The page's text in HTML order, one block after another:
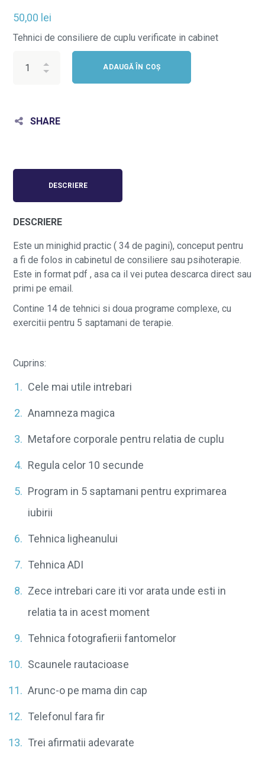
50,00 lei
Tehnici de consiliere de cuplu verificate in cabinet
ADAUGĂ ÎN COȘ
SHARE
DESCRIERE
DESCRIERE
Este un minighid practic ( 34 de pagini), conceput pentru
a fi de folos in cabinetul de consiliere sau psihoterapie.
Este in format pdf , asa ca il vei putea descarca direct sau
primi pe email.
Contine 14 de tehnici si doua programe complexe, cu
exercitii pentru 5 saptamani de terapie.
Cuprins:
Cele mai utile intrebari
Anamneza magica
Metafore corporale pentru relatia de cuplu
Regula celor 10 secunde
Program in 5 saptamani pentru exprimarea
iubirii
Tehnica ligheanului
Tehnica ADI
Zece intrebari care iti vor arata unde esti in
relatia ta in acest moment
Tehnica fotografierii fantomelor
Scaunele rautacioase
Arunc-o pe mama din cap
Telefonul fara fir
Trei afirmatii adevarate